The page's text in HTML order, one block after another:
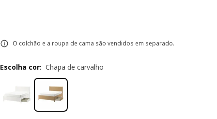
O colchão e a roupa de cama são vendidos em separado.
Escolha cor: Chapa de carvalho